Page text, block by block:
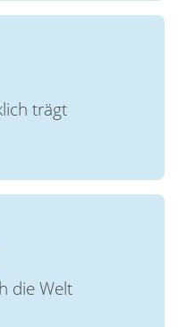
trägt
die Welt